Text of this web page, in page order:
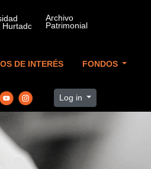
DE INTERÉS FONDOS
Log in